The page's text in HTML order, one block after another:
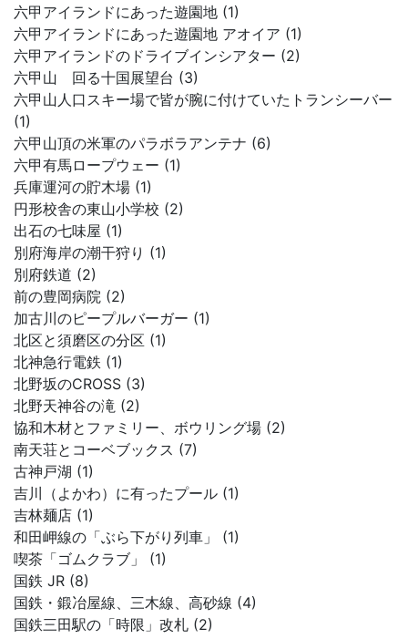
六甲アイランドにあった遊園地 (1)
六甲アイランドにあった遊園地 アオイア (1)
六甲アイランドのドライブインシアター (2)
六甲山 回る十国展望台 (3)
六甲山人口スキー場で皆が腕に付けていたトランシーバー
(1)
六甲山頂の米軍のパラボラアンテナ (6)
六甲有馬ロープウェー (1)
兵庫運河の貯木場 (1)
円形校舎の東山小学校 (2)
出石の七味屋 (1)
別府海岸の潮干狩り (1)
別府鉄道 (2)
前の豊岡病院 (2)
加古川のピープルバーガー (1)
北区と須磨区の分区 (1)
北神急行電鉄 (1)
北野坂のCROSS (3)
北野天神谷の滝 (2)
協和木材とファミリー、ボウリング場 (2)
南天荘とコーベブックス (7)
古神戸湖 (1)
吉川（よかわ）に有ったプール (1)
吉林麺店 (1)
和田岬線の「ぶら下がり列車」 (1)
喫茶「ゴムクラブ」 (1)
国鉄 JR (8)
国鉄・鍛冶屋線、三木線、高砂線 (4)
国鉄三田駅の「時限」改札 (2)